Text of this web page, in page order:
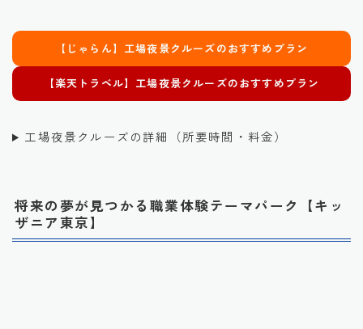
【じゃらん】工場夜景クルーズのおすすめプラン
【楽天トラベル】 工場夜景クルーズのおすすめプラン
工場夜景クルーズの詳細（所要時間・料金）
将来の夢が見つかる職業体験テーマパーク【キッ
ザニア東京】